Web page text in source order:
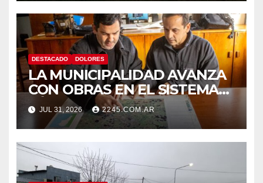
DESTACADO DOLORES
LA MUNICIPALIDAD AVANZA
CON OBRAS EN EL SISTEMA
HÍDRICO DE DOLORES
JUL 31, 2026 2245.COM.AR